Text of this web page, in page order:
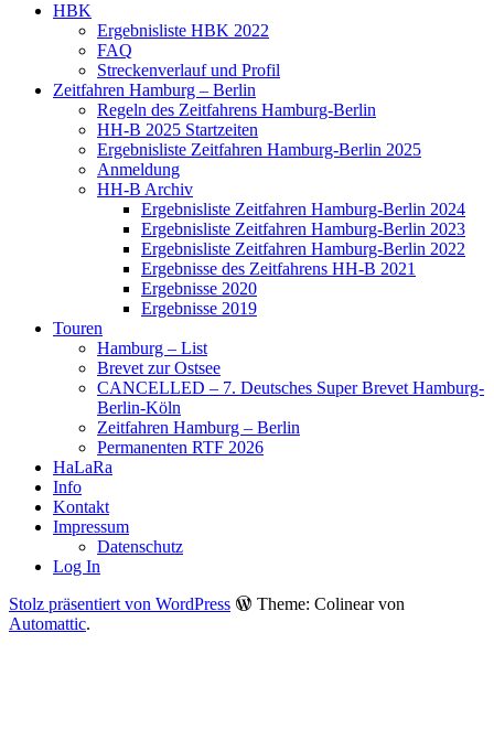
HBK
Ergebnisliste HBK 2022
FAQ
Streckenverlauf und Profil
Zeitfahren Hamburg – Berlin
Regeln des Zeitfahrens Hamburg-Berlin
HH-B 2025 Startzeiten
Ergebnisliste Zeitfahren Hamburg-Berlin 2025
Anmeldung
HH-B Archiv
Ergebnisliste Zeitfahren Hamburg-Berlin 2024
Ergebnisliste Zeitfahren Hamburg-Berlin 2023
Ergebnisliste Zeitfahren Hamburg-Berlin 2022
Ergebnisse des Zeitfahrens HH-B 2021
Ergebnisse 2020
Ergebnisse 2019
Touren
Hamburg – List
Brevet zur Ostsee
CANCELLED – 7. Deutsches Super Brevet Hamburg-
Berlin-Köln
Zeitfahren Hamburg – Berlin
Permanenten RTF 2026
HaLaRa
Info
Kontakt
Impressum
Datenschutz
Log In
Stolz präsentiert von WordPress
Theme: Colinear von
Automattic.